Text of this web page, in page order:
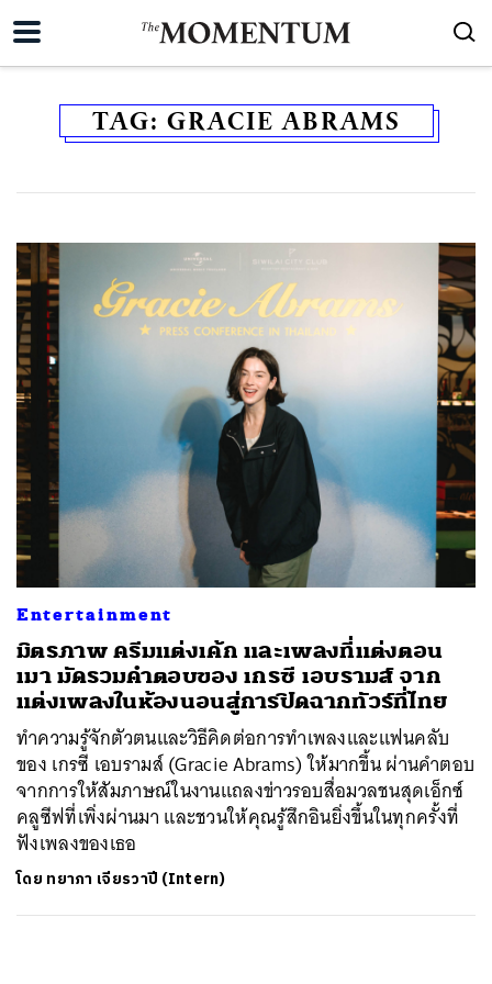
TAG: GRACIE ABRAMS
Entertainment
มิตรภาพ ครีมแต่งเค้ก และเพลงที่แต่งตอน
เมา มัดรวมคำตอบของ เกรซี เอบรามส์ จาก
แต่งเพลงในห้องนอนสู่การปิดฉากทัวร์ที่ไทย
ทำความรู้จักตัวตนและวิธีคิดต่อการทำเพลงและแฟนคลับ
ของ เกรซี เอบรามส์ (Gracie Abrams) ให้มากขึ้น ผ่านคำตอบ
จากการให้สัมภาษณ์ในงานแถลงข่าวรอบสื่อมวลชนสุดเอ็กซ์
คลูซีฟที่เพิ่งผ่านมา และชวนให้คุณรู้สึกอินยิ่งขึ้นในทุกครั้งที่
ฟังเพลงของเธอ
โดย ทยาภา เจียรวาปี (Intern)
SHARE